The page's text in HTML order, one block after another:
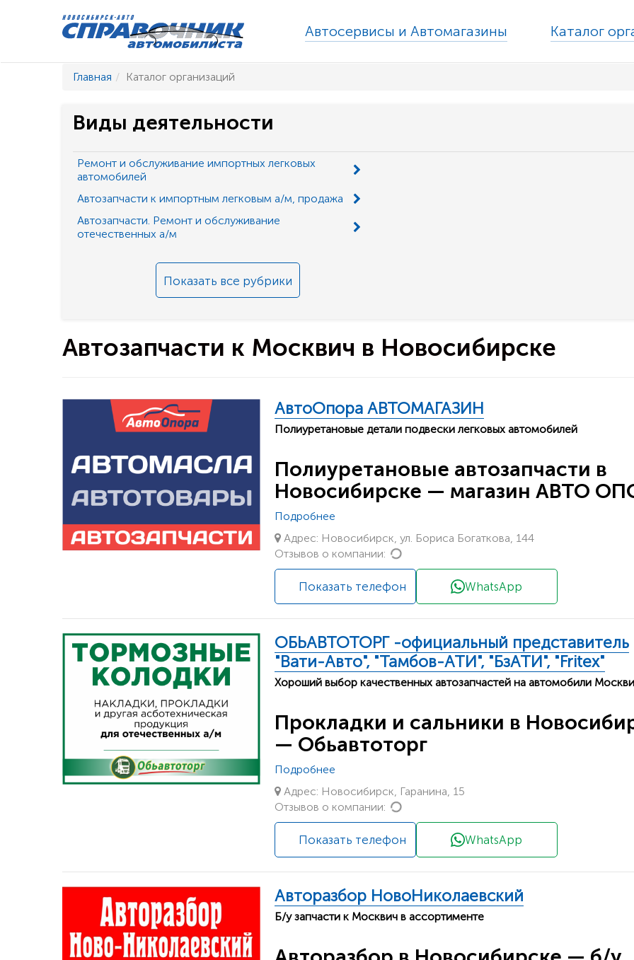
Автосервисы и Автомагазины Каталог
Главная Каталог организаций
Виды деятельности
Ремонт и обслуживание импортных легковых
автомобилей
Автозапчасти к импортным легковым а/м, продажа
Автозапчасти. Ремонт и обслуживание
отечественных а/м
Показать все рубрики
Автозапчасти к Москвич в Новосибирске
АвтоОпора АВТОМАГАЗИН
Полиуретановые детали подвески легковых автомобилей
Полиуретановые автозапчасти в
Новосибирске — магазин АВТО
Подробнее
Адрес: Новосибирск, ул. Бориса Богаткова, 144
Отзывов о компании:
WhatsApp
Показать телефон
ОБЬАВТОТОРГ -официальный представитель
"Вати-Авто", "Тамбов-АТИ", "БзАТИ", "Fritex"
Хороший выбор качественных автозапчастей на автомобили
Прокладки и сальники в
— Обьавтоторг
Подробнее
Адрес: Новосибирск, Гаранина, 15
Отзывов о компании:
WhatsApp
Показать телефон
Авторазбор НовоНиколаевский
Б/у запчасти к Москвич в ассортименте